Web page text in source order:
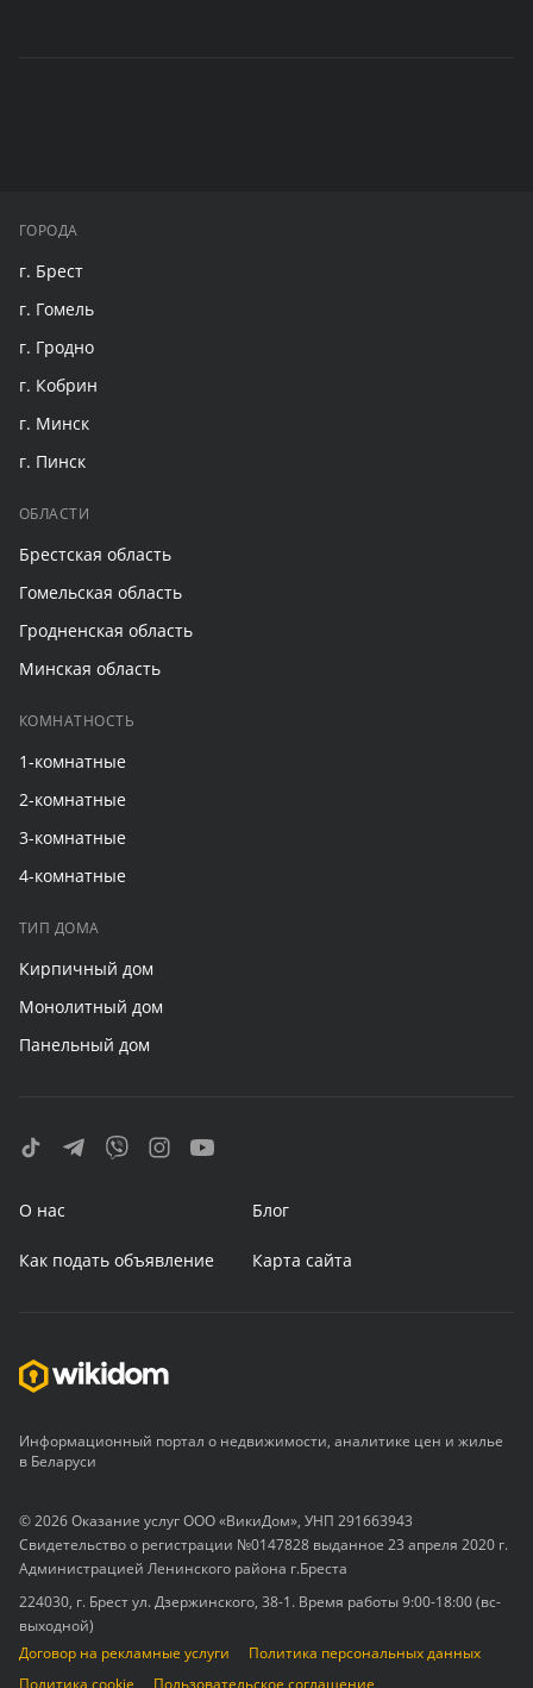
ГОРОДА
г. Брест
г. Гомель
г. Гродно
г. Кобрин
г. Минск
г. Пинск
ОБЛАСТИ
Брестская область
Гомельская область
Гродненская область
Минская область
КОМНАТНОСТЬ
1-комнатные
2-комнатные
3-комнатные
4-комнатные
ТИП ДОМА
Кирпичный дом
Монолитный дом
Панельный дом
О нас Блог
Как подать объявление Карта сайта
Информационный портал о недвижимости, аналитике цен и жилье
в Беларуси
© 2026 Оказание услуг ООО «ВикиДом», УНП 291663943
Свидетельство о регистрации №0147828 выданное 23 апреля 2020 г.
Администрацией Ленинского района г.Бреста
224030, г. Брест ул. Дзержинского, 38-1. Время работы 9:00-18:00 (вс-
выходной)
Договор на рекламные услуги
Политика персональных данных
Политика cookie
Пользовательское соглашение